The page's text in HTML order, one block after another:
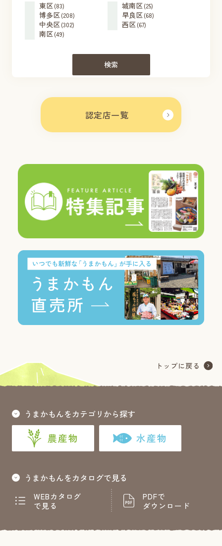
認定店一覧
東区(83) 城南区(25)
博多区(208) 早良区(68)
中央区(302) 西区(67)
南区(49)
検索
うまかもんをカテゴリから探す
農産物 水産物
うまかもんをカタログで見る
WEBカタログ
で見る
PDFで
ダウンロード